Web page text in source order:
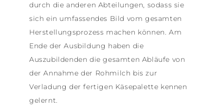
durch die anderen Abteilungen, sodass sie
sich ein umfassendes Bild vom gesamten
Herstellungsprozess machen können. Am
Ende der Ausbildung haben die
Auszubildenden die gesamten Abläufe von
der Annahme der Rohmilch bis zur
Verladung der fertigen Käsepalette kennen
gelernt.